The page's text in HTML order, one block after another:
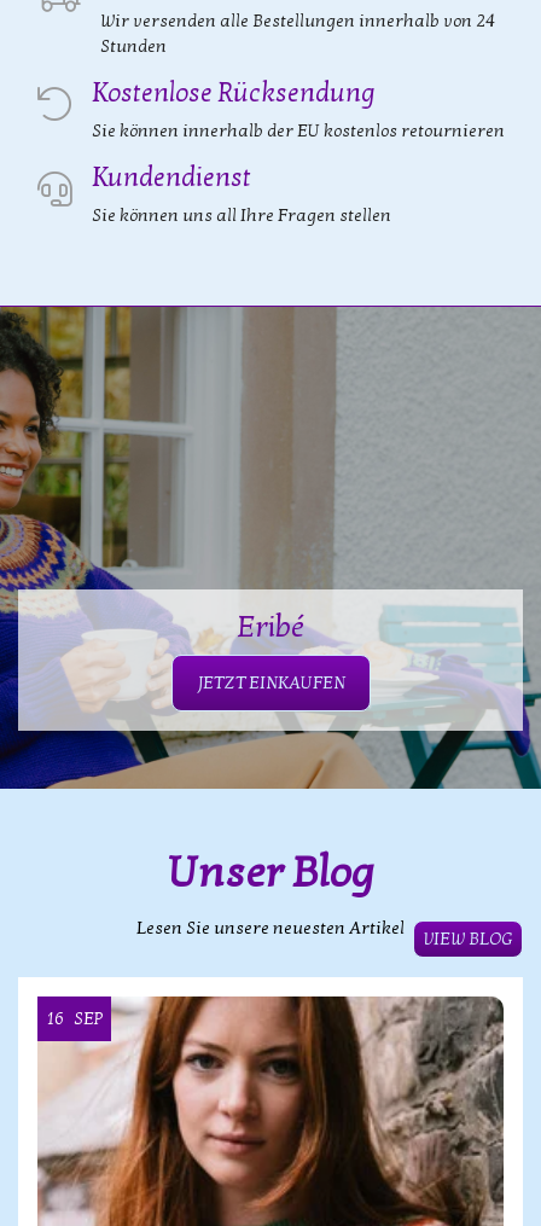
Wir versenden alle Bestellungen innerhalb von 24
Stunden
Kostenlose Rücksendung
Sie können innerhalb der EU kostenlos retournieren
Kundendienst
Sie können uns all Ihre Fragen stellen
Eribé
JETZT EINKAUFEN
Unser Blog
Lesen Sie unsere neuesten Artikel
VIEW BLOG
16 SEP